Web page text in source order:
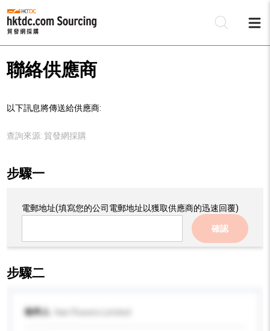
聯絡供應商
以下訊息將傳送給供應商:
查詢來源: 貿發網採購
步驟一
電郵地址(填寫您的公司電郵地址以獲取供應商的迅速回覆)
確認
步驟二
收件人